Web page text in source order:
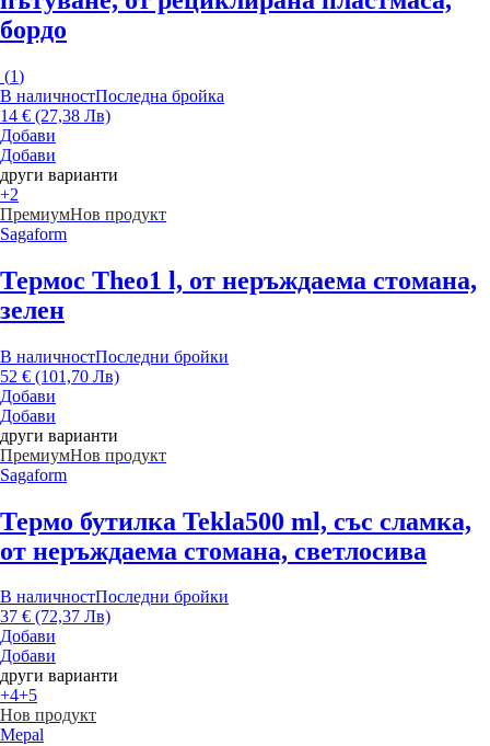
бордо
(1)
В наличностПоследна бройка
14 € (27,38 Лв)
Добави
Добави
други варианти
+2
ПремиумНов продукт
Sagaform
Термос Theo1 l, от неръждаема стомана,
зелен
В наличностПоследни бройки
52 € (101,70 Лв)
Добави
Добави
други варианти
ПремиумНов продукт
Sagaform
Термо бутилка Tekla500 ml, със сламка,
от неръждаема стомана, светлосива
В наличностПоследни бройки
37 € (72,37 Лв)
Добави
Добави
други варианти
+4+5
Нов продукт
Mepal